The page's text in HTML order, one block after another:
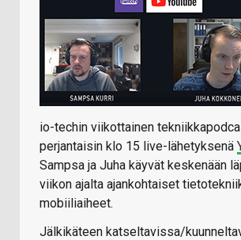
io-techin viikottainen
perjantaisin klo 15 live-lähetyksenä
Sampsa ja Juha käyvät keskenään
viikon ajalta ajankohtaiset
mobiiliaiheet.
Jälkikäteen katseltavissa/